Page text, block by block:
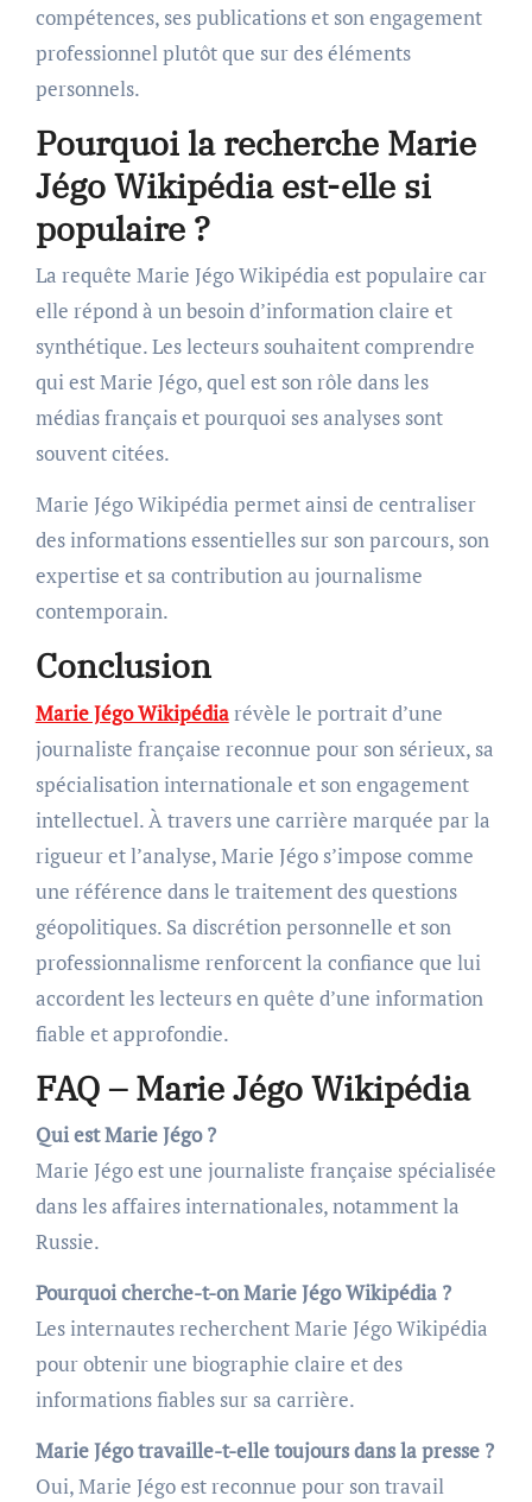
compétences, ses publications et son engagement
professionnel plutôt que sur des éléments
personnels.
Pourquoi la recherche Marie
Jégo Wikipédia est-elle si
populaire ?
La requête Marie Jégo Wikipédia est populaire car
elle répond à un besoin d’information claire et
synthétique. Les lecteurs souhaitent comprendre
qui est Marie Jégo, quel est son rôle dans les
médias français et pourquoi ses analyses sont
souvent citées.
Marie Jégo Wikipédia permet ainsi de centraliser
des informations essentielles sur son parcours, son
expertise et sa contribution au journalisme
contemporain.
Conclusion
Marie Jégo Wikipédiarévèle le portrait d’une
journaliste française reconnue pour son sérieux, sa
spécialisation internationale et son engagement
intellectuel. À travers une carrière marquée par la
rigueur et l’analyse, Marie Jégo s’impose comme
une référence dans le traitement des questions
géopolitiques. Sa discrétion personnelle et son
professionnalisme renforcent la confiance que lui
accordent les lecteurs en quête d’une information
fiable et approfondie.
FAQ – Marie Jégo Wikipédia
Qui est Marie Jégo ?
Marie Jégo est une journaliste française spécialisée
dans les affaires internationales, notamment la
Russie.
Pourquoi cherche-t-on Marie Jégo Wikipédia ?
Les internautes recherchent Marie Jégo Wikipédia
pour obtenir une biographie claire et des
informations fiables sur sa carrière.
Marie Jégo travaille-t-elle toujours dans la presse ?
Oui, Marie Jégo est reconnue pour son travail